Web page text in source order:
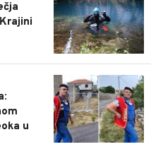
0
u